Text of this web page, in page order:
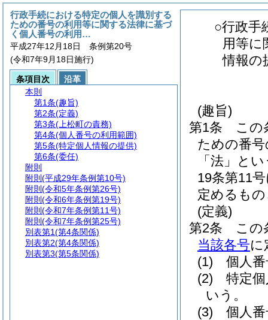
○行政手
用等に
情報の
(趣旨)
第1条
この
ための番
「法」と
19条第11
定めるも
(定義)
第2条
この
当該各号に
(1)
個人
(2)
特定
いう。
(3)
個人
行政手続における特定の個人を識別する
ための番号の利用等に関する法律に基づ
く個人番号の利用…
平成27年12月18日 条例第20号
(令和7年9月18日施行)
条項目次
沿革
本則
第1条(趣旨)
第2条(定義)
第3条(上松町の責務)
第4条(個人番号の利用範囲)
第5条(特定個人情報の提供)
第6条(委任)
附則
附則 (平成29年条例第10号)
附則 (令和5年条例第26号)
附則 (令和6年条例第19号)
附則 (令和7年条例第11号)
附則 (令和7年条例第25号)
別表第1(第4条関係)
別表第2(第4条関係)
別表第3(第5条関係)